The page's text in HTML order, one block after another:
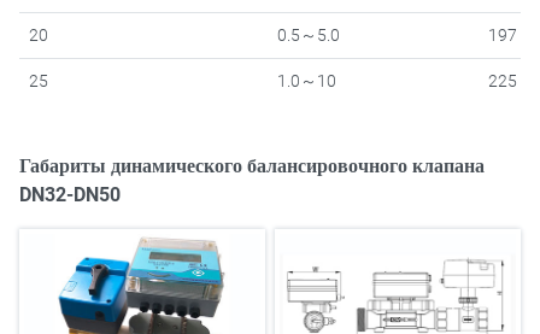
20 0.5～5.0 197
25 1.0～10 225
Габариты динамического балансировочного клапана
DN32-DN50